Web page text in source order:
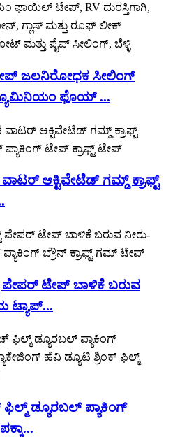
ಜಲನಿರೋಧಕ ಸೀಲಿಂಗ್
ಫೊಯ್ ...
ಆಕ್ಟಿವೇಟೆಡ್ ಗಮ್ಡ್ ಕ್ರಾಫ್ಟ್
ಪೇಪರ್ ಟೇಪ್ ಬಾಳಿಕೆ ಬರುವ
ಟ್ಯಾಪ್...
ಫಿಲ್ಮ್ ಡ್ಯೂರಬಲ್ ಪ್ಯಾಕಿಂಗ್